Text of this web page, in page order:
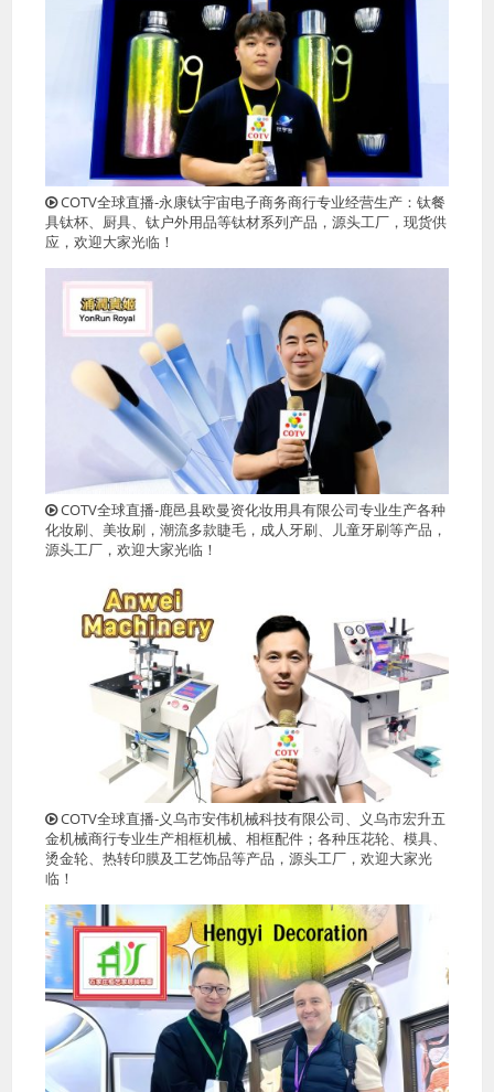
COTV全球直播-永康钛宇宙电子商务商行专业经营生产：钛餐
具钛杯、厨具、钛户外用品等钛材系列产品，源头工厂，现货供
应，欢迎大家光临！
COTV全球直播-鹿邑县欧曼资化妆用具有限公司专业生产各种
化妆刷、美妆刷，潮流多款睫毛，成人牙刷、儿童牙刷等产品，
源头工厂，欢迎大家光临！
COTV全球直播-义乌市安伟机械科技有限公司、义乌市宏升五
金机械商行专业生产相框机械、相框配件；各种压花轮、模具、
烫金轮、热转印膜及工艺饰品等产品，源头工厂，欢迎大家光
临！